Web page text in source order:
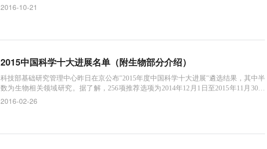
MS发布的全球畅销药TOP20榜单和World Preview 201
2016-10-21
2015中国科学十大进展名单（附生物部分介绍）
科技部基础研究管理中心昨日在京公布"2015年度中国科学十大进展"遴选结果，其中半
数为生物相关领域研究。据了解，256项推荐选项为2014年12月1日至2015年11月30日
间正式发表的研究成果，由《中国基础科学》、《科技导
2016-02-26